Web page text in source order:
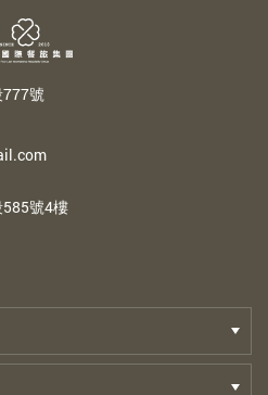
號
號4樓